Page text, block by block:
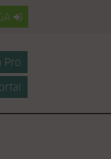
Pro